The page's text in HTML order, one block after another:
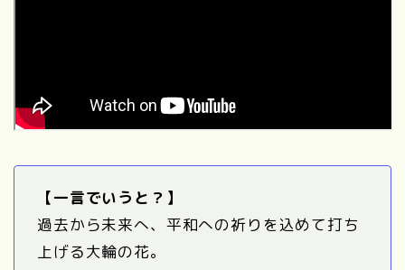
【一言でいうと？】
過去から未来へ、平和への祈りを込めて打ち
上げる大輪の花。